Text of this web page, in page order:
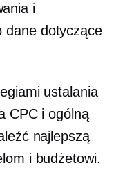
i
dane dotyczące
ustalania
CPC i ogólną
najlepszą
i budżetowi.